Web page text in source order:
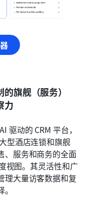
旗舰（服务）
力
驱动的 CRM 平台，
型酒店连锁和旗舰
、服务和商务的全面
视图。其灵活性和广
理大量访客数据和复